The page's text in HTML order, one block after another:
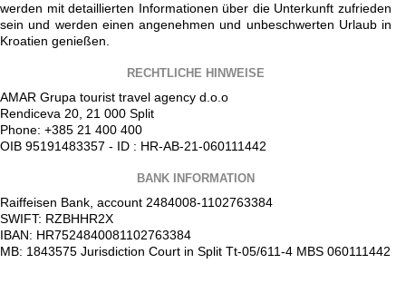
werden mit detaillierten Informationen über die Unterkunft zufrieden
sein und werden einen angenehmen und unbeschwerten Urlaub in
Kroatien genießen.
RECHTLICHE HINWEISE
AMAR Grupa tourist travel agency d.o.o
Rendiceva 20, 21 000 Split
Phone: +385 21 400 400
OIB 95191483357 - ID : HR-AB-21-060111442
BANK INFORMATION
Raiffeisen Bank, account 2484008-1102763384
SWIFT: RZBHHR2X
IBAN: HR7524840081102763384
MB: 1843575 Jurisdiction Court in Split Tt-05/611-4 MBS 060111442